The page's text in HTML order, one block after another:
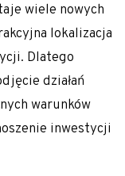
wiele nowych
lokalizacja
Dlatego
działań
warunków
inwestycji